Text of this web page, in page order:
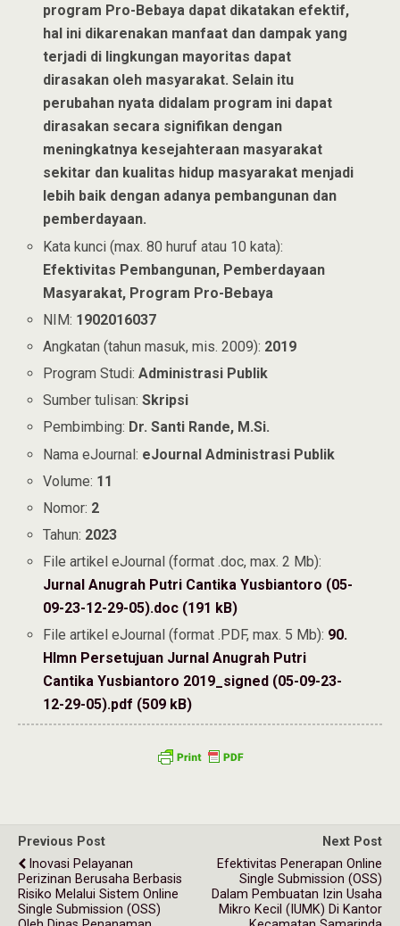
program Pro-Bebaya dapat dikatakan efektif,
hal ini dikarenakan manfaat dan dampak yang
terjadi di lingkungan mayoritas dapat
dirasakan oleh masyarakat. Selain itu
perubahan nyata didalam program ini dapat
dirasakan secara signifikan dengan
meningkatnya kesejahteraan masyarakat
sekitar dan kualitas hidup masyarakat menjadi
lebih baik dengan adanya pembangunan dan
pemberdayaan.
Kata kunci (max. 80 huruf atau 10 kata):
Efektivitas Pembangunan, Pemberdayaan
Masyarakat, Program Pro-Bebaya
NIM: 1902016037
Angkatan (tahun masuk, mis. 2009): 2019
Program Studi:Administrasi Publik
Sumber tulisan:Skripsi
Pembimbing: Dr. Santi Rande, M.Si.
Nama eJournal: eJournal Administrasi Publik
Volume: 11
Nomor: 2
Tahun: 2023
File artikel eJournal (format .doc, max. 2 Mb):
Jurnal Anugrah Putri Cantika Yusbiantoro (05-
09-23-12-29-05).doc (191 kB)
File artikel eJournal (format .PDF, max. 5 Mb): 90.
Hlmn Persetujuan Jurnal Anugrah Putri
Cantika Yusbiantoro 2019_signed (05-09-23-
12-29-05).pdf (509 kB)
Previous Post
Inovasi Pelayanan
Perizinan Berusaha Berbasis
Risiko Melalui Sistem Online
Single Submission (OSS)
Next Post
Efektivitas Penerapan Online
Single Submission (OSS)
Dalam Pembuatan Izin Usaha
Mikro Kecil (IUMK) Di Kantor